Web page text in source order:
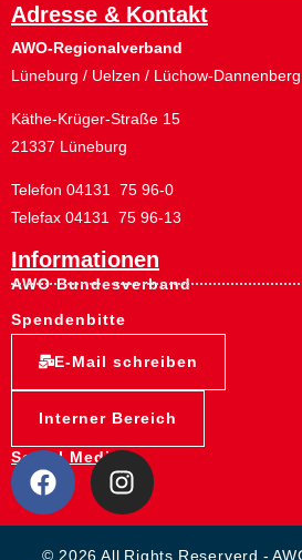
Adresse & Kontakt
AWO-Regionalverband
Lüneburg / Uelzen / Lüchow-Dannenberg
Käthe-Krüger-Straße 15
21337 Lüneburg
Telefon 04131 75 96-0
Telefax 04131 75 96-13
Informationen
AWO Bundesverband
Spendenbitte
E-Mail schreiben
Interner Bereich
Social Media:
© 2026 All Rights Reserverd -